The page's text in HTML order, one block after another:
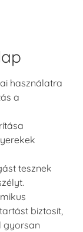
használatra
a
tesznek
biztosít,
gyorsan